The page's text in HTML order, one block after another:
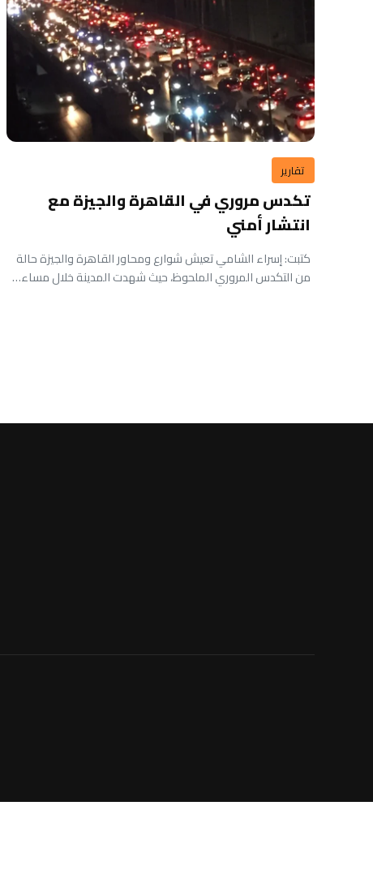
تقارير
تكدس مروري في القاهرة والجيزة مع
انتشار أمني
كتبت: إسراء الشامي تعيش شوارع ومحاور القاهرة والجيزة حالة
من التكدس المروري الملحوظ، حيث شهدت المدينة خلال مساء…